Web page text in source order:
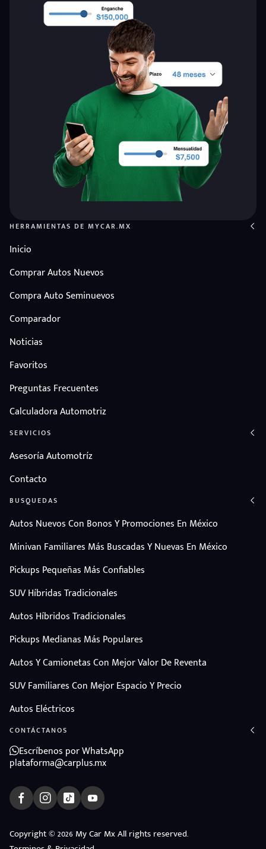
HERRAMIENTAS DE MYCAR.MX
Inicio
Comprar Autos Nuevos
Compra Auto Seminuevos
Comparador
Noticias
Favoritos
Preguntas Frecuentes
Calculadora Automotriz
SERVICIOS
Asesoría Automotríz
Contacto
BUSQUEDAS
Autos Nuevos Con Bonos Y Promociones En México
Minivan Familiares Más Buscadas Y Nuevas En México
Pickups Pequeñas Más Confiables
SUV Híbridas Tradicionales
Autos Híbridos Tradicionales
Pickups Medianas Más Populares
Autos Y Camionetas Con Mejor Valor De Reventa
SUV Familiares Con Mejor Espacio Y Precio
Autos Eléctricos
CONTÁCTANOS
Escríbenos por WhatsApp
plataforma@carplus.mx
Copyright © 2026 My Car Mx All rights reserved.